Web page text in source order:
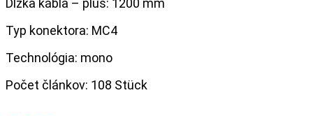
Dĺžka kábla – plus: 1200 mm
Typ konektora: MC4
Technológia: mono
Počet článkov: 108 Stück